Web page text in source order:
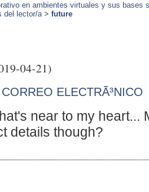
en ambientes virtuales y sus
del lector/a> future
04-21)
ELECTRÃ³NICO
near to my heart...
details though?